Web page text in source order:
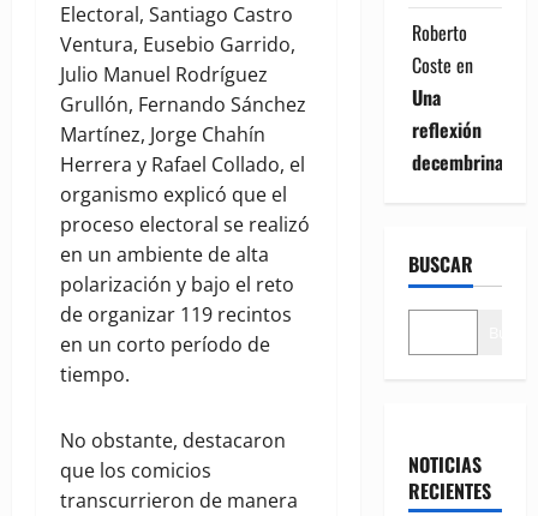
Electoral, Santiago Castro
Ventura, Eusebio Garrido,
Julio Manuel Rodríguez
Grullón, Fernando Sánchez
Martínez, Jorge Chahín
Herrera y Rafael Collado, el
organismo explicó que el
proceso electoral se realizó
en un ambiente de alta
polarización y bajo el reto
de organizar 119 recintos
en un corto período de
tiempo.
No obstante, destacaron
que los comicios
transcurrieron de manera
Roberto
Coste en
Una
reflexión
decembrina
BUSCAR
NOTICIAS
RECIENTES